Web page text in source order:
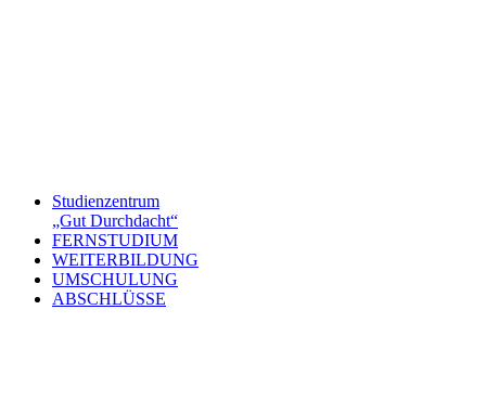
Studienzentrum
„Gut Durchdacht“
FERNSTUDIUM
WEITERBILDUNG
UMSCHULUNG
ABSCHLÜSSE